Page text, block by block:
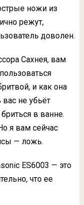
ножи из
режут,
доволен.
Сахнея, вам
и как она
вас не убьёт
в ванне.
я вам сейчас
— ложь.
ES6003 — это
что ее